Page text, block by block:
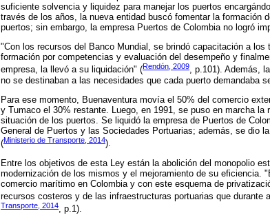
suficiente solvencia y liquidez para manejar los puertos
través de los años, la nueva entidad buscó fomentar la formación
puertos; sin embargo, la empresa Puertos de Colombia no logró
"Con los recursos del Banco Mundial, se brindó capacitación a
formación por competencias y evaluación del desempeño y
empresa, la llevó a su liquidación" (Rendón, 2009, p.101). Además,
no se destinaban a las necesidades que cada puerto demandaba
Para ese momento, Buenaventura movía el 50% del comercio
y Tumaco el 30% restante. Luego, en 1991, se puso en marcha
situación de los puertos. Se liquidó la empresa de Puertos de
General de Puertos y las Sociedades Portuarias; además, se dio
(Ministerio de Transporte, 2014).
Entre los objetivos de esta Ley están la abolición del monopolio
modernización de los mismos y el mejoramiento de su eficiencia.
comercio marítimo en Colombia y con este esquema de
recursos costeros y de las infraestructuras portuarias que durante
Transporte, 2014, p.1).